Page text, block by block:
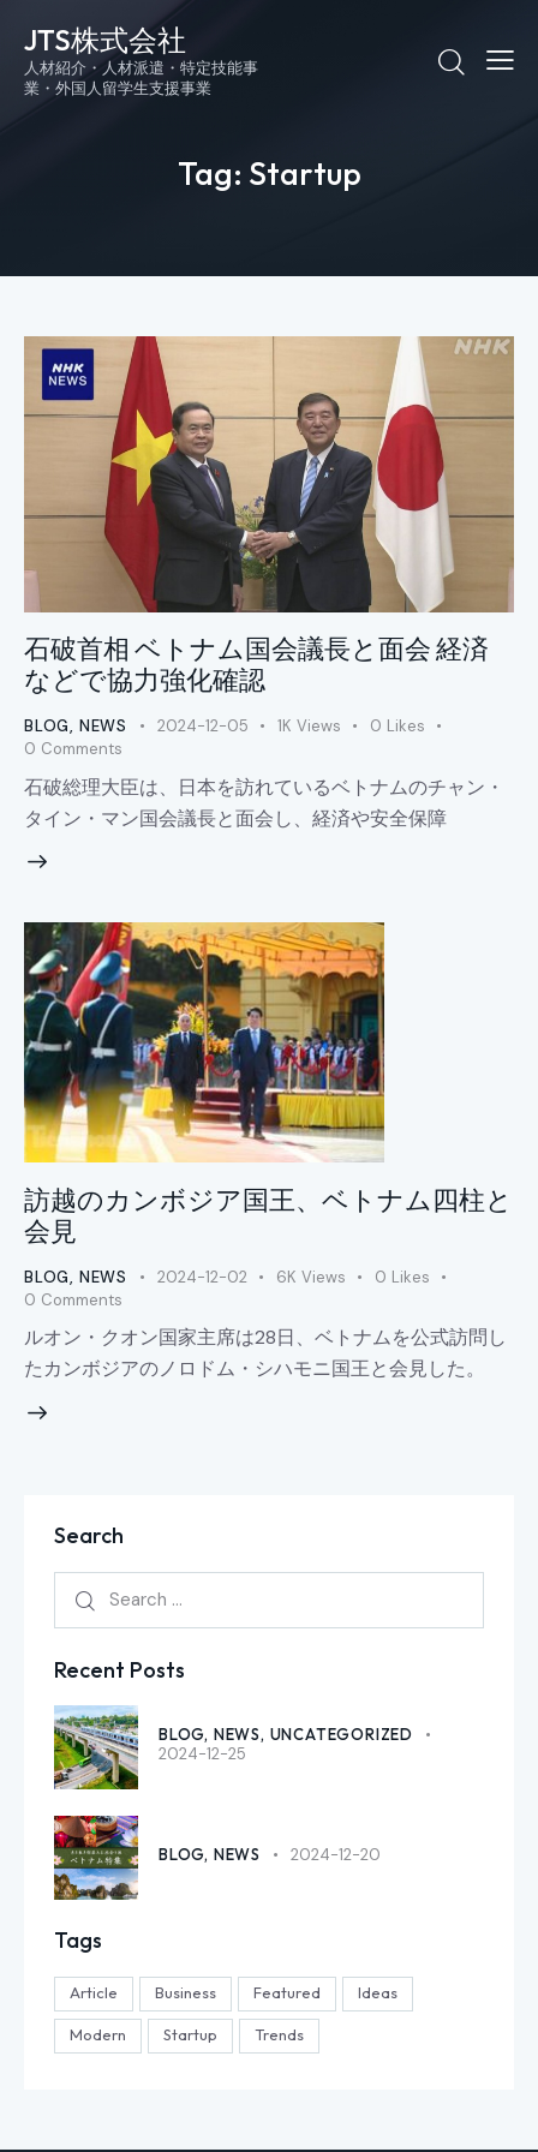
JTS株式会社
人材紹介・人材派遣・特定技能事
業・外国人留学生支援事業
Tag: Startup
石破首相 ベトナム国会議長と面会 経済
などで協力強化確認
BLOG, NEWS 2024-12-05 1K Views 0 Likes
0 Comments
石破総理大臣は、日本を訪れているベトナムのチャン・
タイン・マン国会議長と面会し、経済や安全保障
訪越のカンボジア国王、ベトナム四柱と
会見
BLOG, NEWS 2024-12-02 6K Views 0 Likes
0 Comments
ルオン・クオン国家主席は28日、ベトナムを公式訪問し
たカンボジアのノロドム・シハモニ国王と会見した。
Search
Recent Posts
BLOG, NEWS, UNCATEGORIZED
2024-12-25
BLOG, NEWS 2024-12-20
Tags
Article Business Featured Ideas
Modern Startup Trends